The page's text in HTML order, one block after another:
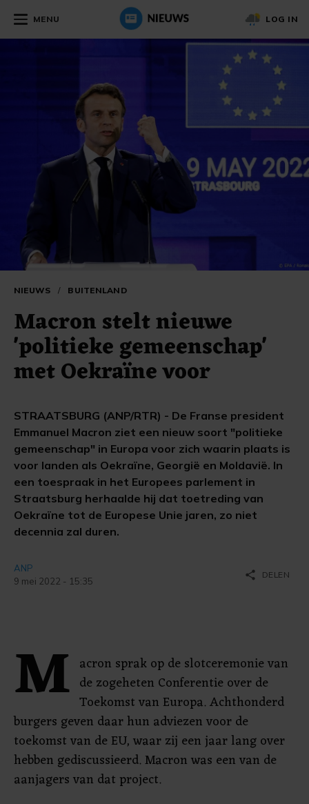
MENU LOG IN
NIEUWS / BUITENLAND
Macron stelt nieuwe
'politieke gemeenschap'
met Oekraïne voor
STRAATSBURG (ANP/RTR) - De Franse president
Emmanuel Macron ziet een nieuw soort "politieke
gemeenschap" in Europa voor zich waarin plaats is
voor landen als Oekraïne, Georgië en Moldavië. In
een toespraak in het Europees parlement in
Straatsburg herhaalde hij dat toetreding van
Oekraïne tot de Europese Unie jaren, zo niet
decennia zal duren.
ANP
9 mei 2022 - 15:35
share DELEN
M acron sprak op de slotceremonie van
de zogeheten Conferentie over de
Toekomst van Europa. Achthonderd
burgers geven daar hun adviezen voor de
toekomst van de EU, waar zij een jaar lang over
hebben gediscussieerd. Macron was een van de
aanjagers van dat project.